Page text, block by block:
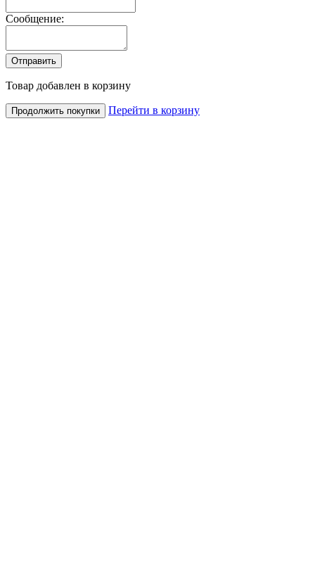
Сообщение:
Товар добавлен в корзину
Продолжить покупки Перейти в корзину